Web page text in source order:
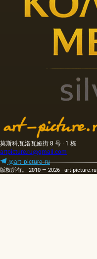
莫斯科,瓦洛瓦娅街 8 号 · 1 栋
artpicture.ru@gmail.com
@art_picture_ru
版权所有。 2010 — 2026 · art-picture.ru